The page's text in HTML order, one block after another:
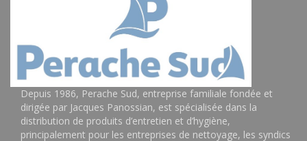
Depuis 1986, Perache Sud, entreprise familiale fondée et
dirigée par Jacques Panossian, est spécialisée dans la
distribution de produits d’entretien et d’hygiène,
principalement pour les entreprises de nettoyage, les syndics